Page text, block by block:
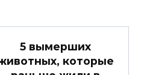
5 вымерших
которые